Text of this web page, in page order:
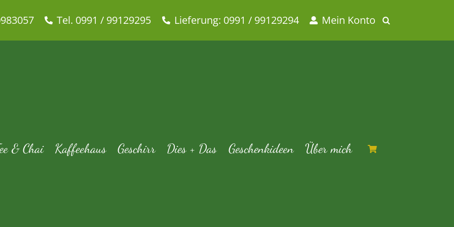
Tel. 0991 / 99129295 Lieferung: 0991 / 99129294 Mein Konto
& Chai Kaffeehaus Geschirr Dies + Das Geschenkideen Über mich